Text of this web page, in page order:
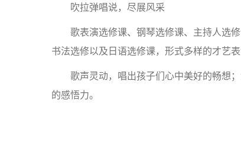
吹拉弹唱说，尽展风采
歌表演选修课、钢琴选修课、主持人选
书法选修以及日语选修课，形式多样的才艺
歌声灵动，唱出孩子们心中美好的畅想
的感悟力。